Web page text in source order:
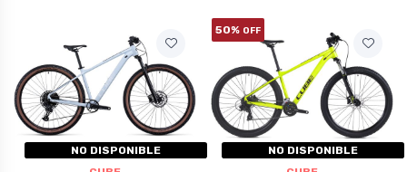
NO DISPONIBLE
50% OFF
NO DISPONIBLE